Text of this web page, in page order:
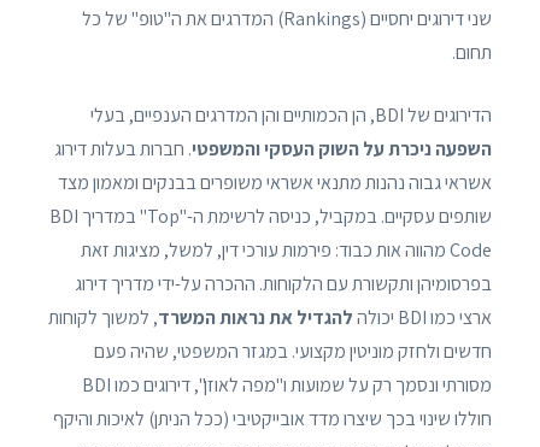
שני דירוגים יחסיים (Rankings) המדרגים את ה"טופ" של כל
תחום.
הדירוגים של BDI, הן הכמותיים והן המדרגים הענפיים, בעלי
השפעה ניכרת על השוק העסקי והמשפטי. חברות בעלות דירוג
אשראי גבוה נהנות מתנאי אשראי משופרים בבנקים ומאמון מצד
שותפים עסקיים. במקביל, כניסה לרשימת ה-"Top" במדריך BDI
Code מהווה אות כבוד: פירמות עורכי דין, למשל, מציגות זאת
בפרסומיהן ותקשורת עם הלקוחות. ההכרה על-ידי מדריך דירוג
ארצי כמו BDI יכולה
להגדיל את נראות המשרד, למשוך לקוחות
חדשים ולחזק מוניטין מקצועי. במגזר המשפטי, שהיה פעם
מסורתי ונסמך רק על שמועות ו"מפה לאוזן", דירוגים כמו BDI
חוללו שינוי בכך שיצרו מדד אובייקטיבי (ככל הניתן) לאיכות והיקף